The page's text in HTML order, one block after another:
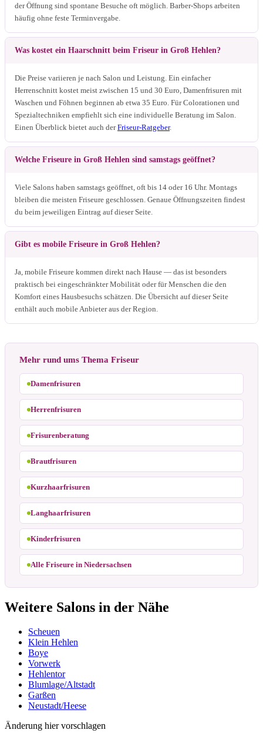
der Öffnung sind spontane Besuche oft möglich. Barber-Shops arbeiten
häufig ohne feste Terminvergabe.
Was kostet ein Haarschnitt beim Friseur in Groß Hehlen?
Die Preise variieren je nach Salon und Leistung. Ein einfacher
Herrenschnitt kostet meist zwischen 15 und 30 Euro, Damenfrisuren mit
Waschen und Föhnen beginnen ab etwa 35 Euro. Für Colorationen und
Spezialtechniken empfiehlt sich eine individuelle Beratung im Salon.
Einen Überblick bietet auch derFriseur-Ratgeber.
Welche Friseure in Groß Hehlen sind samstags geöffnet?
Viele Salons haben samstags geöffnet, oft bis 14 oder 16 Uhr. Montags
bleiben die meisten Friseure geschlossen. Genaue Öffnungszeiten findest
du beim jeweiligen Eintrag auf dieser Seite.
Gibt es mobile Friseure in Groß Hehlen?
Ja, mobile Friseure kommen direkt nach Hause — das ist besonders
praktisch bei eingeschränkter Mobilität oder für Menschen die den
Komfort eines Hausbesuchs schätzen. Die Übersicht auf dieser Seite
enthält auch mobile Anbieter aus der Region.
Mehr rund ums Thema Friseur
Damenfrisuren
Herrenfrisuren
Frisurenberatung
Brautfrisuren
Kurzhaarfrisuren
Langhaarfrisuren
Kinderfrisuren
Alle Friseure in Niedersachsen
Weitere Salons in der Nähe
Scheuen
Klein Hehlen
Boye
Vorwerk
Hehlentor
Blumlage/Altstadt
Garßen
Neustadt/Heese
Änderung hier vorschlagen